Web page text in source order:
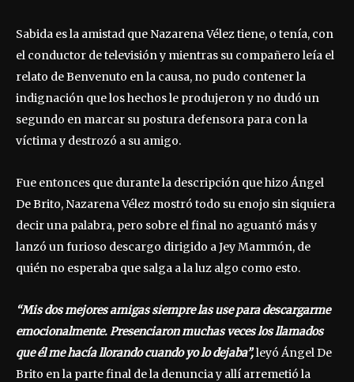
Sabida es la amistad que Nazarena Vélez tiene, o tenía, con
el conductor de televisión y mientras su compañero leía el
relato de Benvenuto en la causa, no pudo contener la
indignación que los hechos le produjeron y no dudó un
segundo en marcar su postura defensora para con la
víctima y destrozó a su amigo.
Fue entonces que durante la descripción que hizo Ángel
De Brito, Nazarena Vélez mostró todo su enojo sin siquiera
decir una palabra, pero sobre el final no aguantó más y
lanzó un furioso descargo dirigido a Jey Mammón, de
quién no esperaba que salga a la luz algo como esto.
“Mis dos mejores amigas siempre las use para descargarme
emocionalmente. Presenciaron muchas veces los llamados
que él me hacía llorando cuando yo lo dejaba”,leyó Ángel De
Brito en la parte final de la denuncia y allí arremetió la